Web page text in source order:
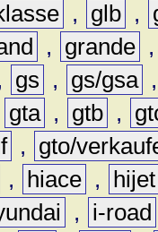
, glb ,
, grande
gs , gs/gsa
gta , gtb ,
,
gto/
, hiace ,
hijet
,
i-road